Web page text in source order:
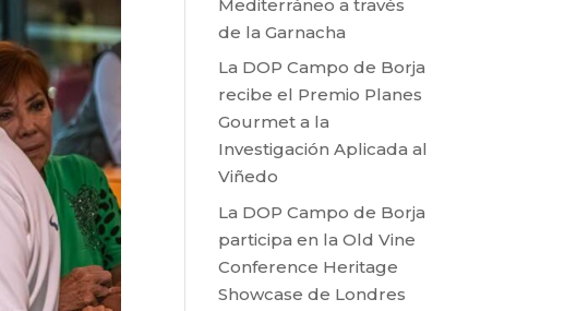
Mediterráneo a través
de la Garnacha
La DOP Campo de Borja
recibe el Premio Planes
Gourmet a la
Investigación Aplicada al
Viñedo
La DOP Campo de Borja
participa en la Old Vine
Conference Heritage
Showcase de Londres